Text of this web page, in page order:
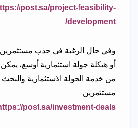
post.sa/project-feasibility-
development/
وفي حال الرغبة في جذب مستثمرين
أو هيكلة جولة استثمارية أوسع، يمكن
من خدمة الجولة الاستثمارية
مستثمرين
post.sa/investment-deals/